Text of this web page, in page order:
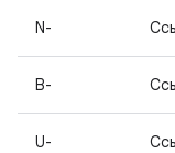
N-
B-
U-